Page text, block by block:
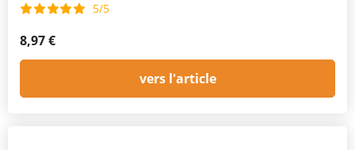
5/5
8,97 €
vers l'article